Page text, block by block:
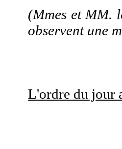
(Mmes et MM.
observent une
L'ordre du jour